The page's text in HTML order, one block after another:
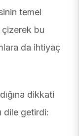
temel
çizerek bu
da ihtiyaç
dikkati
dile getirdi: